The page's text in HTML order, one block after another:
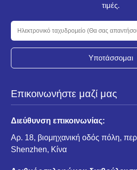
τιμές.
Υποτάσσομαι
Επικοινωνήστε μαζί μας
Διεύθυνση επικοινωνίας:
Αρ. 18, βιομηχανική οδός πόλη,
Shenzhen, Κίνα